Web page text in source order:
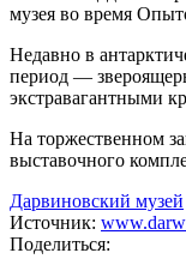
музея во время
Недавно в
период —
экстравагантными
На торжественном
выставочного
Дарвиновский музей
Источник:
Поделиться: